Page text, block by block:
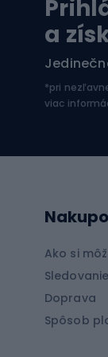
Plavky
SUP
Bicyklové
a
*pri
viac
Ako si
Doprava
Spôsob